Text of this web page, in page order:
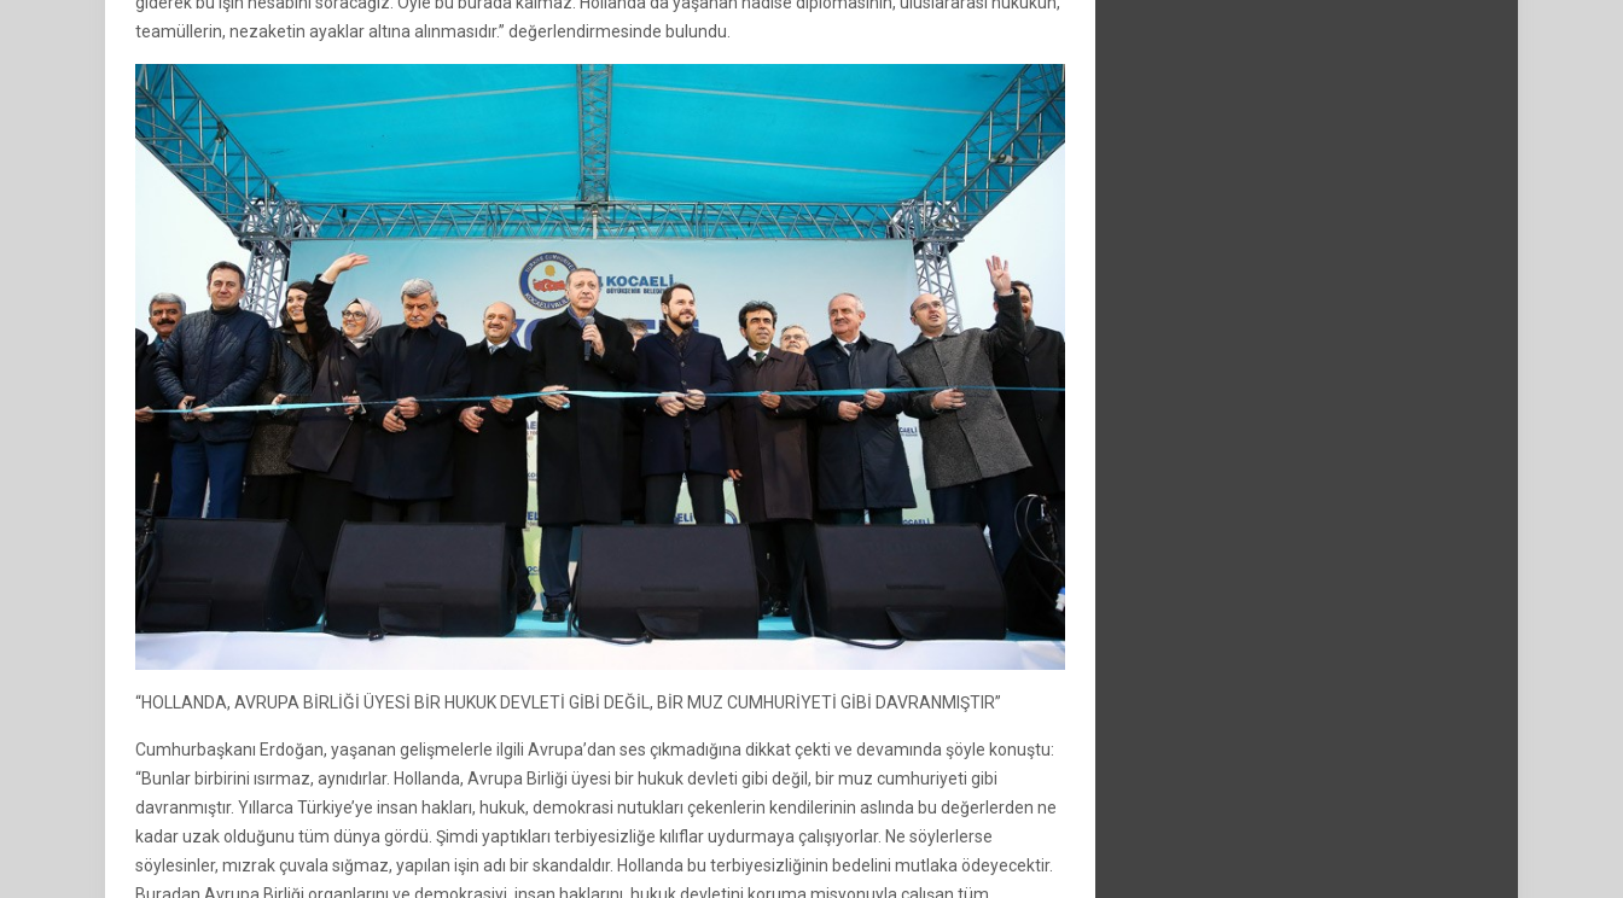
teamüllerin, nezaketin ayaklar altına alınmasıdır.” değerlendirmesinde bulundu.
“HOLLANDA, AVRUPA BİRLİĞİ ÜYESİ BİR HUKUK DEVLETİ GİBİ DEĞİL, BİR MUZ CUMHURİYETİ GİBİ DAVRANMIŞTIR”
Cumhurbaşkanı Erdoğan, yaşanan gelişmelerle ilgili Avrupa’dan ses çıkmadığına dikkat çekti ve devamında şöyle konuştu:
“Bunlar birbirini ısırmaz, aynıdırlar. Hollanda, Avrupa Birliği üyesi bir hukuk devleti gibi değil, bir muz cumhuriyeti gibi
davranmıştır. Yıllarca Türkiye’ye insan hakları, hukuk, demokrasi nutukları çekenlerin kendilerinin aslında bu değerlerden ne
kadar uzak olduğunu tüm dünya gördü. Şimdi yaptıkları terbiyesizliğe kılıflar uydurmaya çalışıyorlar. Ne söylerlerse
söylesinler, mızrak çuvala sığmaz, yapılan işin adı bir skandaldır. Hollanda bu terbiyesizliğinin bedelini mutlaka ödeyecektir.